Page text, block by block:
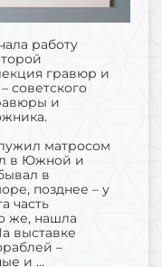
работу
гравюр и
советского
и
матросом
в Южной и
в
позднее – у
часть
же, нашла
выставке
–
и …